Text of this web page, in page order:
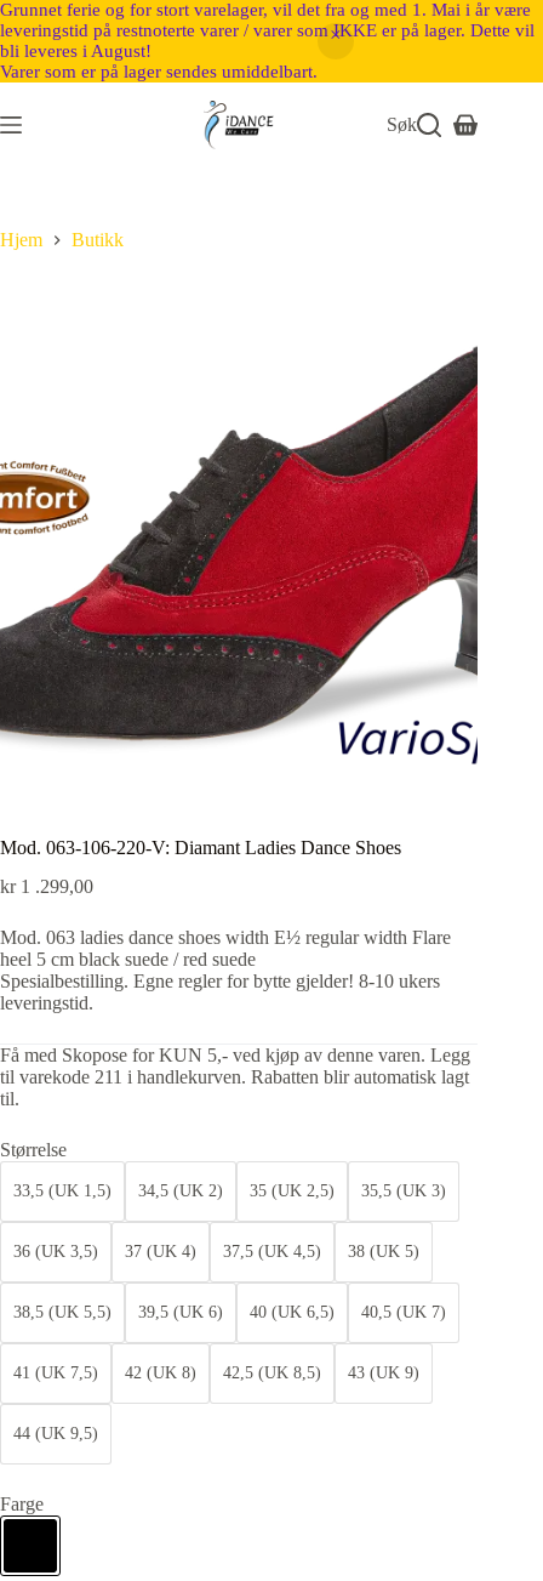
Grunnet ferie og for stort varelager, vil det fra og med 1. Mai i år være
leveringstid på restnoterte varer / varer som IKKE er på lager. Dette vil
bli leveres i August!
Varer som er på lager sendes umiddelbart.
Søk
Hjem Butikk
Mod. 063-106-220-V: Diamant Ladies Dance Shoes
kr1 .299,00
Mod. 063 ladies dance shoes width E½ regular width Flare
heel 5 cm black suede / red suede
Spesialbestilling. Egne regler for bytte gjelder! 8-10 ukers
leveringstid.
Få med Skopose for KUN 5,- ved kjøp av denne varen. Legg
til varekode 211 i handlekurven. Rabatten blir automatisk lagt
til.
Størrelse
33,5 (UK 1,5) 34,5 (UK 2) 35 (UK 2,5) 35,5 (UK 3)
36 (UK 3,5) 37 (UK 4) 37,5 (UK 4,5) 38 (UK 5)
38,5 (UK 5,5) 39,5 (UK 6) 40 (UK 6,5) 40,5 (UK 7)
41 (UK 7,5) 42 (UK 8) 42,5 (UK 8,5) 43 (UK 9)
44 (UK 9,5)
Farge